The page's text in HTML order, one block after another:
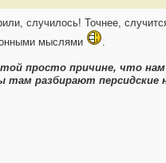
случилось! Точнее,
мыслями
.
просто причине, что
разбирают персидские